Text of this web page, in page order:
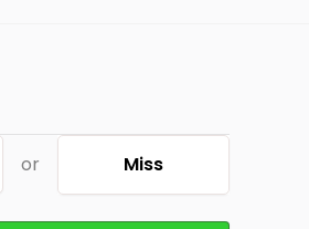
or Miss